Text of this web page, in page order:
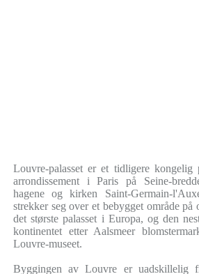
Louvre-palasset er et tidligere
arrondissement i Paris på Seine-
hagene og kirken Saint-Germain-
strekker seg over et bebygget område
det største palasset i Europa, og den
kontinentet etter Aalsmeer
Louvre-museet.
Byggingen av Louvre er uadskillelig